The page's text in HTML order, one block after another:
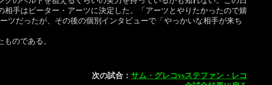
手はピーター・アーツに決定した。「アーツとやりたかったので嬉
ツだったが、その後の個別インタビューで「やっかいな相手が来ち
のである。
次の試合： サム・グレコvsステファン・レコ